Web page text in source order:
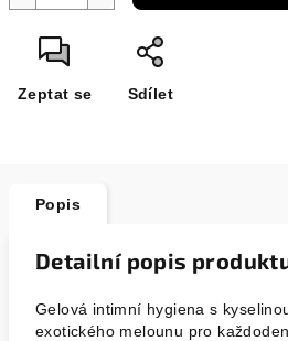
Zeptat se Sdílet
Popis
Detailní popis
Gelová intimní hygiena s
exotického melounu pro